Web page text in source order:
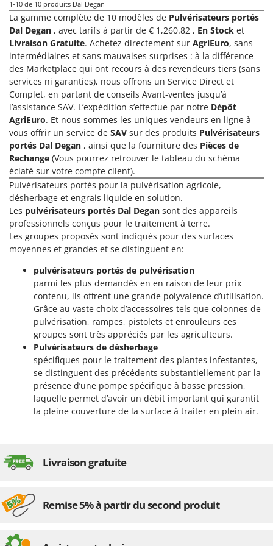
Seven Italy
Shark
Silky
Simatech
Sirman
Skil
Smartwood
Smeg
Snapper
Solidur
Spice Electronics
Spiralmac
Spring Protezione
Spyro
Stiga
Stocker
Sunseeker
Tecla
TecnoGen
Tellarini Pompe
Telwin
Titania
Tre Spade
1-10 de 10 produits Dal Degan
La gamme complète de 10 modèles de Pulvérisateurs portés
Dal Degan , avec tarifs à partir de € 1,260.82 , En Stock et
Livraison Gratuite. Achetez directement sur AgriEuro, sans
intermédiaires et sans mauvaises surprises : à la différence
des Marketplace qui ont recours à des revendeurs tiers (sans
services ni garanties), nous offrons un Service Direct et
Complet, en partant de conseils Avant-ventes jusqu’à
l’assistance SAV. L’expédition s’effectue par notre Dépôt
AgriEuro. Et nous sommes les uniques vendeurs en ligne à
vous offrir un service de SAV sur des produits Pulvérisateurs
portés Dal Degan , ainsi que la fourniture des Pièces de
Rechange (Vous pourrez retrouver le tableau du schéma
éclaté sur votre compte client).
Pulvérisateurs portés pour la pulvérisation agricole,
désherbage et engrais liquide en solution.
Les pulvérisateurs portés Dal Degan sont des appareils
professionnels conçus pour le traitement à terre.
Les groupes proposés sont indiqués pour des surfaces
moyennes et grandes et se distinguent en:
pulvérisateurs portés de pulvérisation
parmi les plus demandés en en raison de leur prix
contenu, ils offrent une grande polyvalence d’utilisation.
Grâce au vaste choix d’accessoires tels que colonnes de
pulvérisation, rampes, pistolets et enrouleurs ces
groupes sont très appréciés par les agriculteurs.
Pulvérisateurs de désherbage
spécifiques pour le traitement des plantes infestantes,
se distinguent des précédents substantiellement par la
présence d’une pompe spécifique à basse pression,
laquelle permet d’avoir un débit important qui garantit
la pleine couverture de la surface à traiter en plein air.
Livraison gratuite
Remise 5% à partir du second produit